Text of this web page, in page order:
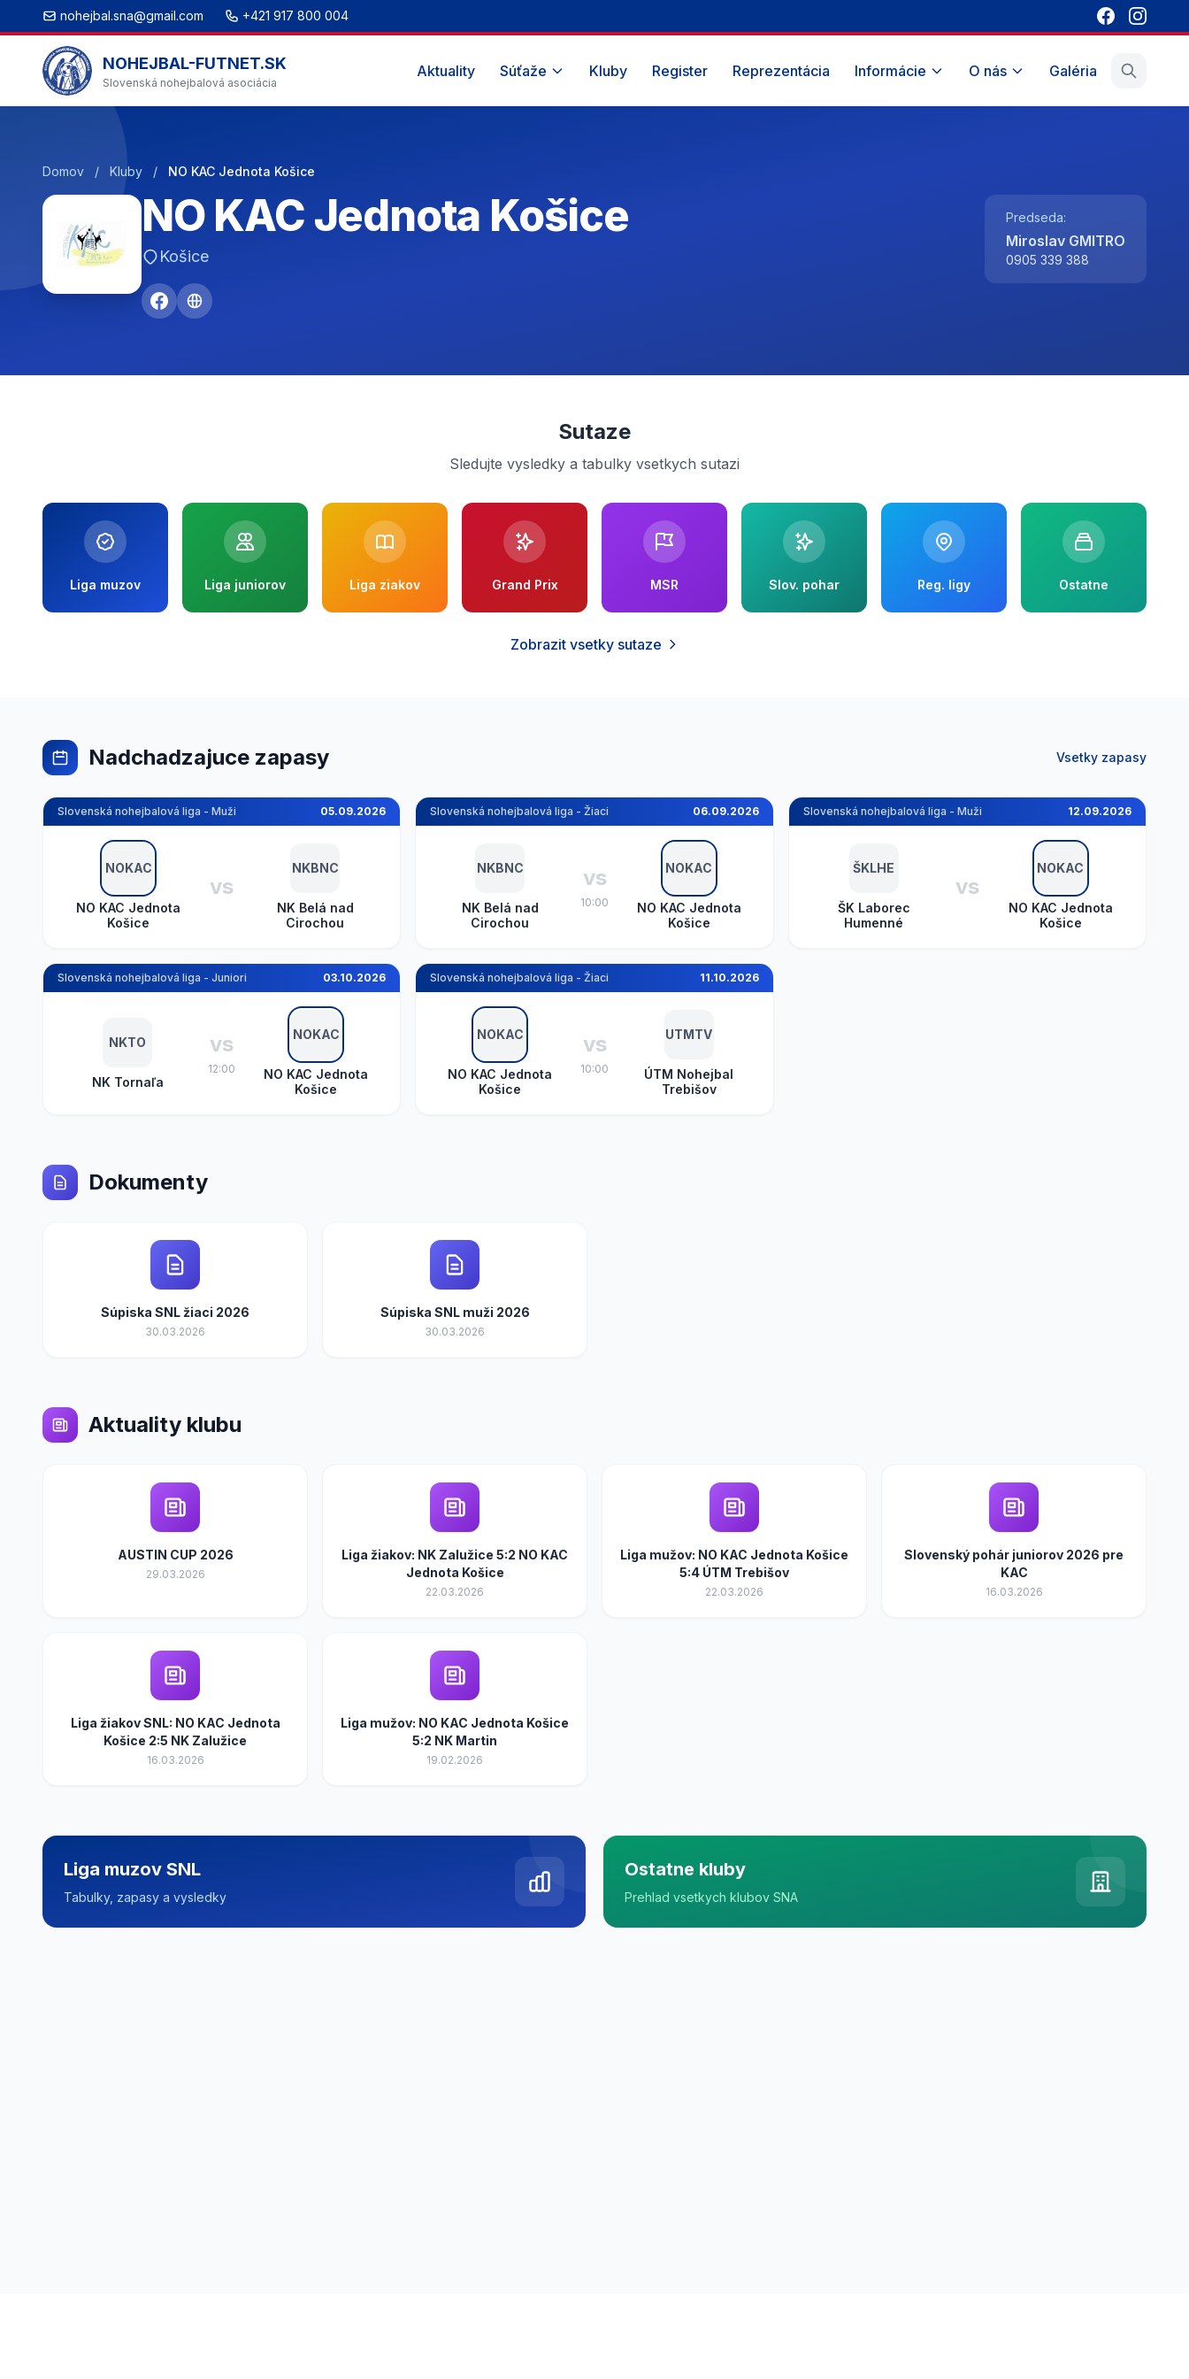
nohejbal.sna@gmail.com +421 917 800 004
NOHEJBAL-FUTNET.SK
Slovenská nohejbalová asociácia
Aktuality Súťaže Kluby Register Reprezentácia Informácie O nás Galéria
Domov / Kluby / NO KAC Jednota Košice
NO KAC Jednota Košice
Košice
Predseda:
Miroslav GMITRO
0905 339 388
Sutaze
Sledujte vysledky a tabulky vsetkych sutazi
Liga muzov Liga juniorov Liga ziakov Grand Prix MSR Slov. pohar Reg. ligy Ostatne
Zobrazit vsetky sutaze
Nadchadzajuce zapasy Vsetky zapasy
Slovenská nohejbalová liga - Muži 05.09.2026
NOKAC
NO KAC Jednota
Košice
vs
NKBNC
NK Belá nad
Cirochou
Slovenská nohejbalová liga - Žiaci 06.09.2026
NKBNC
NK Belá nad
Cirochou
vs
10:00
NOKAC
NO KAC Jednota
Košice
Slovenská nohejbalová liga - Muži 12.09.2026
ŠKLHE
ŠK Laborec
Humenné
vs
NOKAC
NO KAC Jednota
Košice
Slovenská nohejbalová liga - Juniori 03.10.2026
NKTO
NK Tornaľa
vs
12:00
NOKAC
NO KAC Jednota
Košice
Slovenská nohejbalová liga - Žiaci 11.10.2026
NOKAC
NO KAC Jednota
Košice
vs
10:00
UTMTV
ÚTM Nohejbal
Trebišov
Dokumenty
Súpiska SNL žiaci 2026
30.03.2026
Súpiska SNL muži 2026
30.03.2026
Aktuality klubu
AUSTIN CUP 2026
29.03.2026
Liga žiakov: NK Zalužice 5:2 NO KAC
Jednota Košice
22.03.2026
Liga mužov: NO KAC Jednota Košice
5:4 ÚTM Trebišov
22.03.2026
Slovenský pohár juniorov 2026 pre
KAC
16.03.2026
Liga žiakov SNL: NO KAC Jednota
Košice 2:5 NK Zalužice
16.03.2026
Liga mužov: NO KAC Jednota Košice
5:2 NK Martin
19.02.2026
Liga muzov SNL
Tabulky, zapasy a vysledky
Ostatne kluby
Prehlad vsetkych klubov SNA